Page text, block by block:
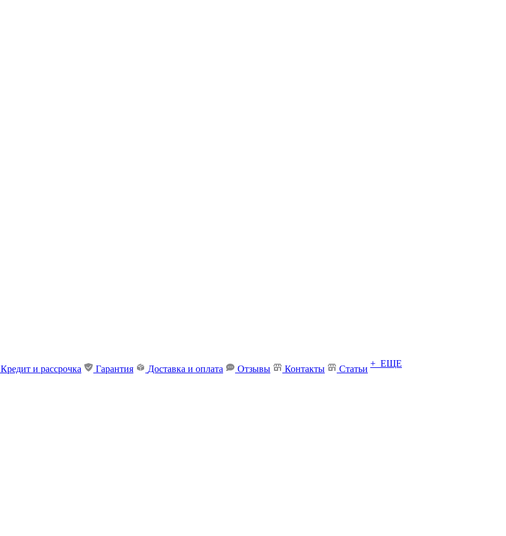
Кредит и рассрочка Гарантия Доставка и оплата Отзывы Контакты Статьи
+ ЕЩЕ